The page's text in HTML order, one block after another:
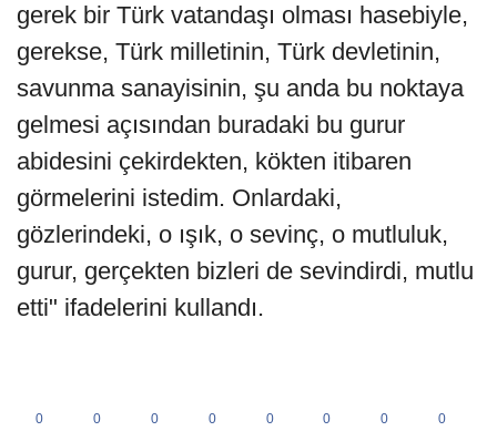
gerek bir Türk vatandaşı olması hasebiyle,
gerekse, Türk milletinin, Türk devletinin,
savunma sanayisinin, şu anda bu noktaya
gelmesi açısından buradaki bu gurur
abidesini çekirdekten, kökten itibaren
görmelerini istedim. Onlardaki,
gözlerindeki, o ışık, o sevinç, o mutluluk,
gurur, gerçekten bizleri de sevindirdi, mutlu
etti" ifadelerini kullandı.